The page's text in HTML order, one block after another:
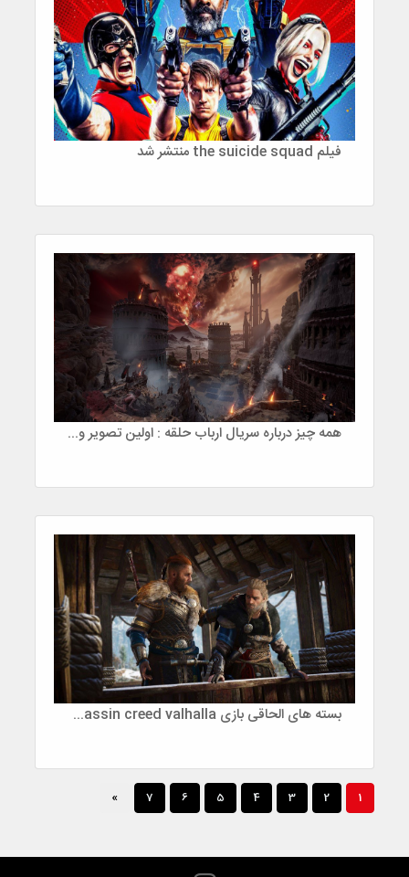
فیلم the suicide squad منتشر شد
همه چیز درباره سریال ارباب حلقه : اولین تصویر و تاریخ انتشار
بسته های الحاقی بازی assassin creed valhalla و تاریخ انتشار بسته جدید